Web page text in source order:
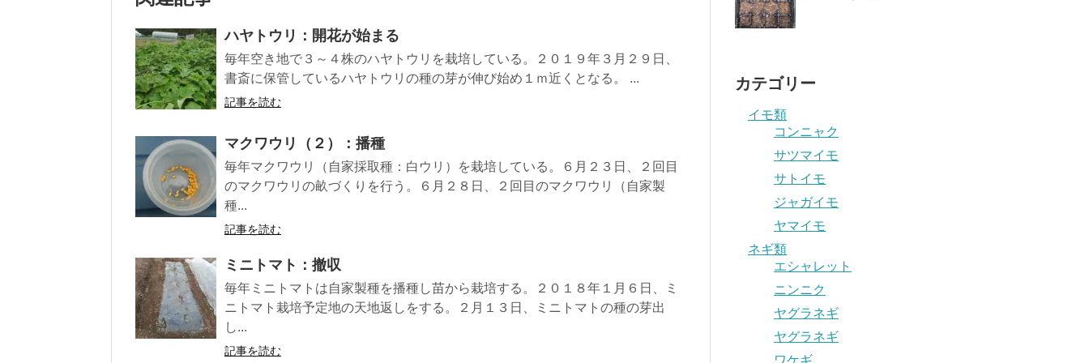
ハヤトウリ：開花が始まる
毎年空き地で３～４株のハヤトウリを栽培している。２０１９年３月２９日、
書斎に保管しているハヤトウリの種の芽が伸び始め１ｍ近くとなる。 ...
記事を読む
マクワウリ（２）：播種
毎年マクワウリ（自家採取種：白ウリ）を栽培している。６月２３日、２回目
のマクワウリの畝づくりを行う。６月２８日、２回目のマクワウリ（自家製
種...
記事を読む
ミニトマト：撤収
毎年ミニトマトは自家製種を播種し苗から栽培する。２０１８年１月６日、ミ
ニトマト栽培予定地の天地返しをする。２月１３日、ミニトマトの種の芽出
し...
記事を読む
カテゴリー
イモ類
コンニャク
サツマイモ
サトイモ
ジャガイモ
ヤマイモ
ネギ類
エシャレット
ニンニク
ヤグラネギ
ヤグラネギ
ワケギ